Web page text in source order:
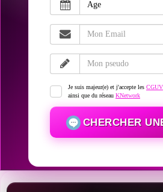
Je suis majeur(e) et j'accepte les CGUV
ainsi que du réseau KNetwork
CHERCHER